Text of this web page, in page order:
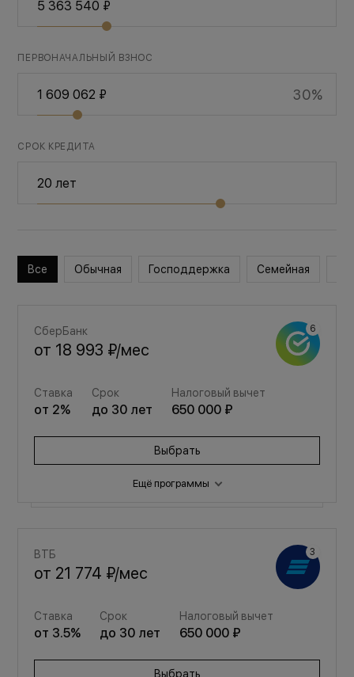
ПЕРВОНАЧАЛЬНЫЙ ВЗНОС
30%
СРОК КРЕДИТА
Все Обычная Господдержка Семейная
СберБанк
от 18 993 ₽/мес
Ставка
от 2%
Срок
до 30 лет
Налоговый вычет
650 000 ₽
Выбрать
Ещё программы
от25 433 ₽ /мес
от3.5% до30 650 000 ₽
Выбрать
ВТБ
от 21 774 ₽/мес
Ставка
от 3.5%
Срок
до 30 лет
Налоговый вычет
650 000 ₽
Выбрать